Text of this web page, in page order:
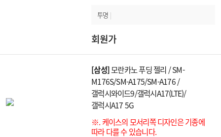
투명 |
회원가
[삼성]모란카노 푸딩 젤리 / SM-
M176S/SM-A175/SM-A176 /
갤럭시와이드9/갤럭시A17(LTE)/
갤럭시A17 5G
※. 케이스의 모서리쪽 디자인은 기종에
따라 다를 수 있습니다.